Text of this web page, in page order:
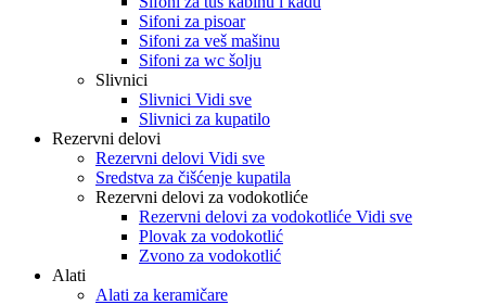
Sifoni za pisoar
Sifoni za veš mašinu
Sifoni za wc šolju
Slivnici
Slivnici Vidi sve
Slivnici za kupatilo
Rezervni delovi
Rezervni delovi Vidi sve
Sredstva za čišćenje kupatila
Rezervni delovi za vodokotliće
Rezervni delovi za vodokotliće Vidi sve
Plovak za vodokotlić
Zvono za vodokotlić
Alati
Alati za keramičare